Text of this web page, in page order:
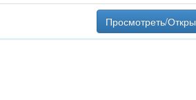
Просмотреть/